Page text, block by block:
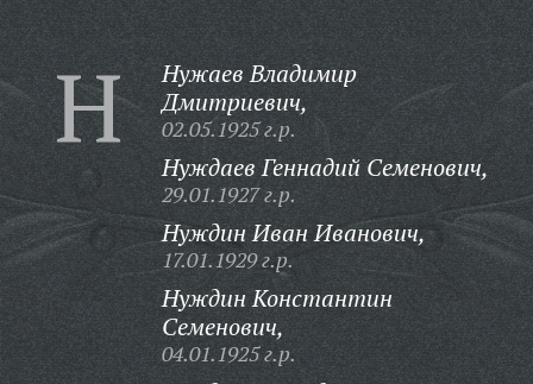
Н
Нужаев Владимир
Дмитриевич,
02.05.1925 г.р.
Нуждаев Геннадий Семенович,
29.01.1927 г.р.
Нуждин Иван Иванович,
17.01.1929 г.р.
Нуждин Константин
Семенович,
04.01.1925 г.р.